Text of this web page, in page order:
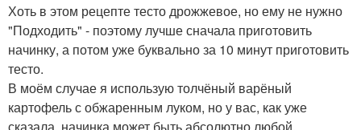
Хоть в этом рецепте тесто дрожжевое, но ему не нужно
"Подходить" - поэтому лучше сначала приготовить
начинку, а потом уже буквально за 10 минут приготовить
тесто.
В моём случае я использую толчёный варёный
картофель с обжаренным луком, но у вас, как уже
сказала, начинка может быть абсолютно любой.